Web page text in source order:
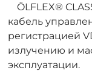
ÖLFLEX®
кабель
регистрацией
излучению и
эксплуатации.